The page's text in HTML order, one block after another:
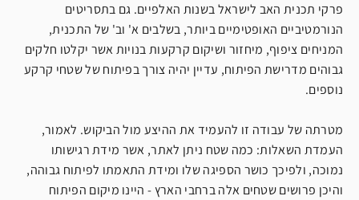
פרקי תכנית האב לישראל בשנות האלפיים. גם בתסריטים
הנורמטיביים האופטימיים ביותר, בשלבים א' וב' של התכנית,
המניחים ציפוף, מיחזור ושיקום קרקעות בנויות אשר יקלטו חלקים
גבוהים מדרישת הפיתוח, עדיין יהיה צורך בפיתוח של שטחי קרקע
נוספים.
מטרתה של עבודה זו להעמיד את ההיצע מול הביקוש. לאמור,
העמדת השאלות: כמה שטח ניתן לאתר, אשר מידת רגישותו
נמוכה, ולפיכך כושר הספיגה שלו ומידת התאמתו לפיתוח גבוהה,
והיכן פרושים שטחים אלה ברחבי הארץ - היינו מיקום הפיתוח